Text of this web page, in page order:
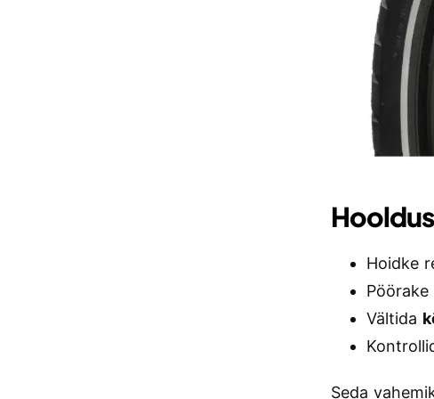
Hoidke
Vältida
Seda